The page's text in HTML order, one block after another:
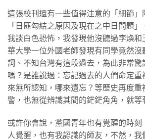
這張校刊還有一些值得注意的「細節
「日匪勾結之原因及現在之中日問題
我談白色恐怖，我發現他沒聽過李煥和
華大學一位外國老師發現有同學竟然沒
詞、不知台灣有這段過去，為此非常驚
嗎？是誰說過：忘記過去的人們命定
來無所認知，哪來遺忘？等歷史再度重
警，也無從辨識其間的鋩鋩角角，就等
或許你會說，黨國青年也有覺醒的時刻
人覺醒，也有我認識的師友，不然，